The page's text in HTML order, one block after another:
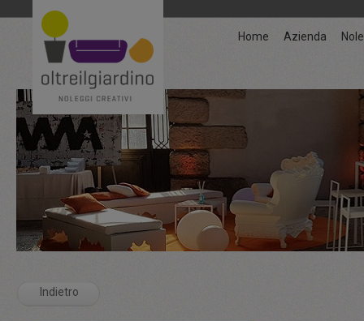
Home Azienda
Indietro